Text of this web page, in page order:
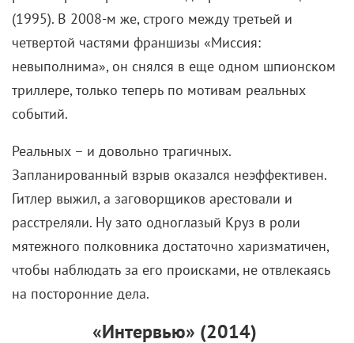
мальчиков и девочек – то есть волшебников –
Никакой инклюзии: Хогвартс только для магов.
Причем очень часто нечистокровные маги – не
только вшколе волшебства– сталкиваются с
буллингом и слышат обидное ругательство
«грязнокровка».
Хогвартс уже давно словил бы волну хейта и